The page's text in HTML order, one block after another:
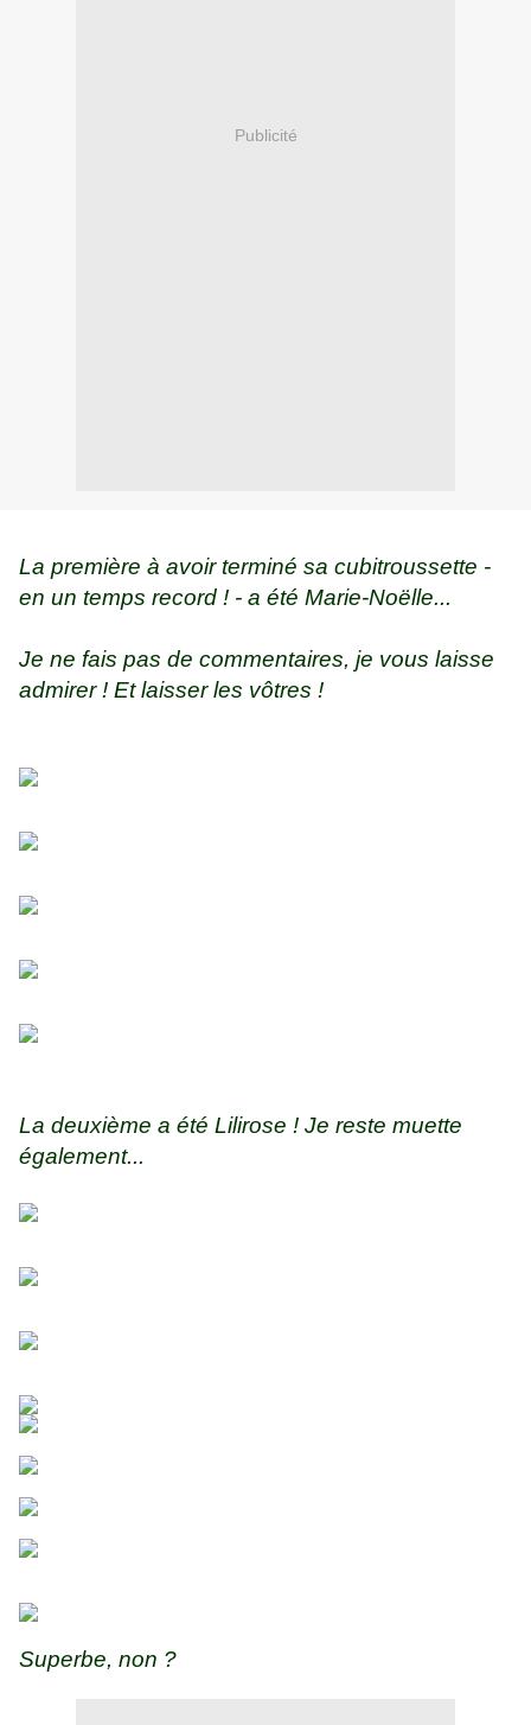
Publicité
La première à avoir terminé sa cubitroussette -
en un temps record ! - a été Marie-Noëlle...
Je ne fais pas de commentaires, je vous laisse
admirer ! Et laisser les vôtres !
La deuxième a été Lilirose ! Je reste muette
également...
Superbe, non ?